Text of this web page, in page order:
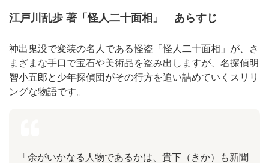
江戸川乱歩 著「怪人二十面相」 あらすじ
神出鬼没で変装の名人である怪盗「怪人二十面相」が、さ
まざまな手口で宝石や美術品を盗み出しますが、名探偵明
智小五郎と少年探偵団がその行方を追い詰めていくスリリ
ングな物語です。
「余がいかなる人物であるかは、貴下（きか）も新聞